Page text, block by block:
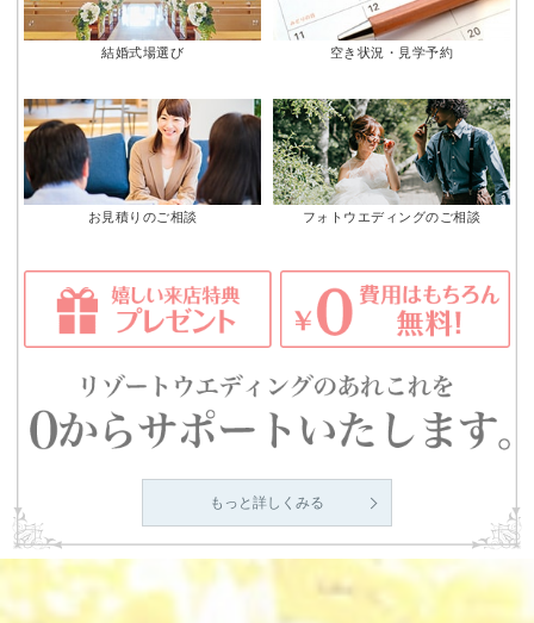
結婚式場選び 空き状況・見学予約
お見積りのご相談 フォトウエディングのご相談
もっと詳しくみる